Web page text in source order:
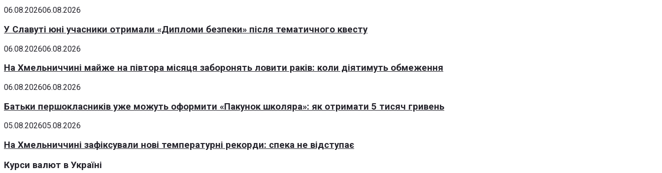
06.08.202606.08.2026
У Славуті юні учасники отримали «Дипломи безпеки» після тематичного квесту
06.08.202606.08.2026
На Хмельниччині майже на півтора місяця заборонять ловити раків: коли діятимуть обмеження
06.08.202606.08.2026
Батьки першокласників уже можуть оформити «Пакунок школяра»: як отримати 5 тисяч гривень
05.08.202605.08.2026
На Хмельниччині зафіксували нові температурні рекорди: спека не відступає
Курси валют в Україні